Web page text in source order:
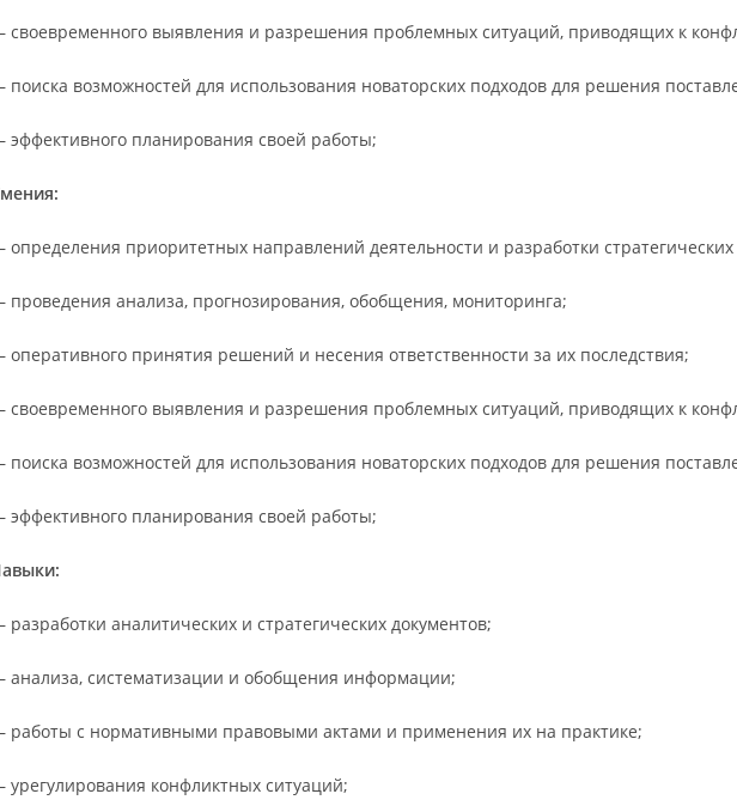
своевременного выявления и разрешения проблемных ситуаций, приводящих к
поиска возможностей для использования новаторских подходов для решения
эффективного планирования своей работы;
определения приоритетных направлений деятельности и разработки
проведения анализа, прогнозирования, обобщения, мониторинга;
оперативного принятия решений и несения ответственности за их последствия;
своевременного выявления и разрешения проблемных ситуаций, приводящих к
поиска возможностей для использования новаторских подходов для решения
эффективного планирования своей работы;
аналитических и стратегических документов;
анализа, систематизации и обобщения информации;
работы с нормативными правовыми актами и применения их на практике;
урегулирования конфликтных ситуаций;